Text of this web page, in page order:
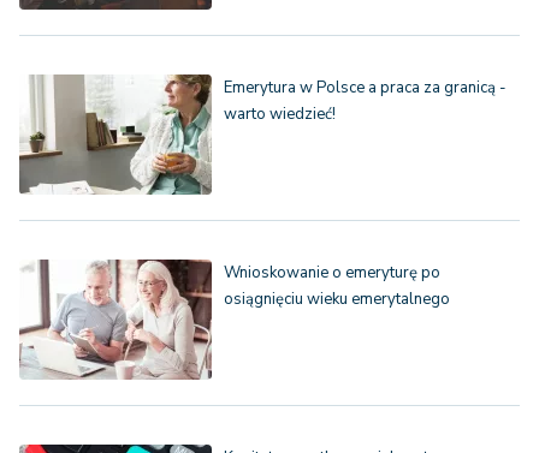
Emerytura w Polsce a praca za granicą -
warto wiedzieć!
Wnioskowanie o emeryturę po
osiągnięciu wieku emerytalnego